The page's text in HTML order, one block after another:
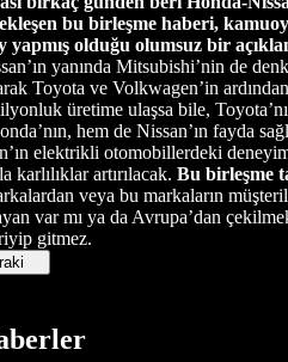
bu birleşme haberi,
yapmış olduğu olumsuz bir
yanında Mitsubishi’nin de
Toyota ve Volkwagen’in
üretime ulaşsa bile,
hem de Nissan’ın fayda
elektrikli otomobillerdeki
karlılıklar artırılacak. Bu birleşme
veya bu markaların
var mı ya da Avrupa’dan
gitmez.